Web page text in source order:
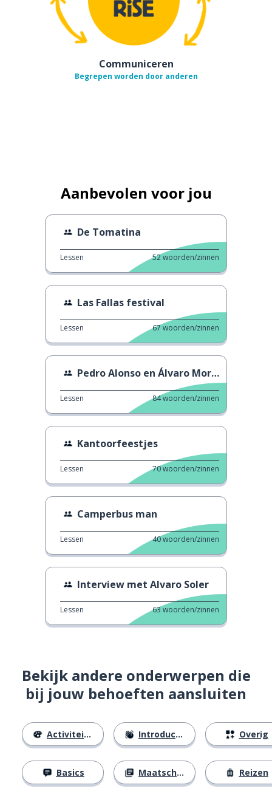
Communiceren
Begrepen worden door anderen
Aanbevolen voor jou
De Tomatina
Lessen 52woorden/zinnen
Las Fallas festival
Lessen 67woorden/zinnen
Pedro Alonso en Álvaro Morte lezen fan tweets.
Lessen 84woorden/zinnen
Kantoorfeestjes
Lessen 70woorden/zinnen
Camperbus man
Lessen 40woorden/zinnen
Interview met Alvaro Soler
Lessen 63woorden/zinnen
Bekijk andere onderwerpen die
bij jouw behoeften aansluiten
Activiteiten
Basics
Introducties
Maatschappij
Overig
Reizen